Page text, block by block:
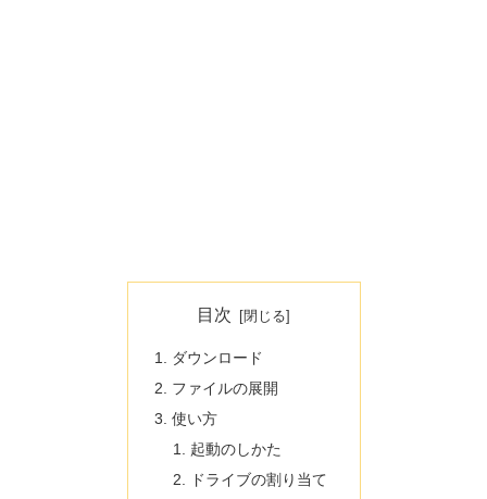
目次
ダウンロード
ファイルの展開
使い方
起動のしかた
ドライブの割り当て